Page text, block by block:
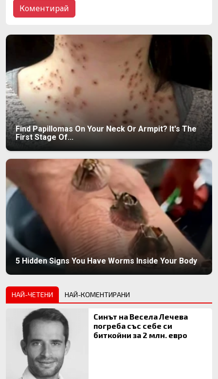
Find Papillomas On Your Neck Or Armpit? It's The
First Stage Of...
5 Hidden Signs You Have Worms Inside Your Body
НАЙ-ЧЕТЕНИ НАЙ-КОМЕНТИРАНИ
Синът на Весела Лечева
погреба със себе си
биткойни за 2 млн. евро